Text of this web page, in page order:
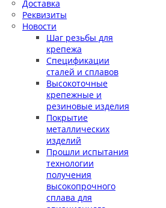
Доставка
Реквизиты
Новости
Шаг резьбы для
крепежа
Спецификации
сталей и сплавов
Высокоточные
крепежные и
резиновые изделия
Покрытие
металлических
изделий
Прошли испытания
технологии
получения
высокопрочного
сплава для